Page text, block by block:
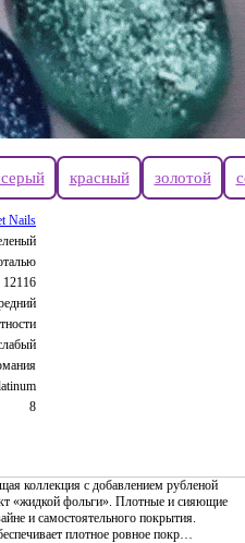
красный золотой
Nails
12116
8
коллекция с добавлением рубленой
«жидкой фольги». Плотные и сияющие
и самостоятельного покрытия.
плотное ровное покр…